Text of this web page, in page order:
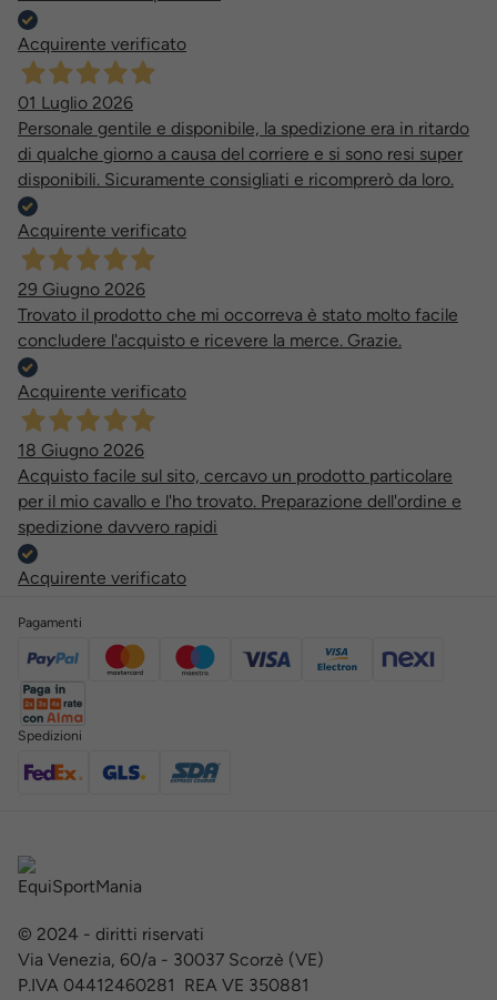
Acquirente verificato
01 Luglio 2026
Personale gentile e disponibile, la spedizione era in ritardo
di qualche giorno a causa del corriere e si sono resi super
disponibili. Sicuramente consigliati e ricomprerò da loro.
Acquirente verificato
29 Giugno 2026
Trovato il prodotto che mi occorreva è stato molto facile
concludere l'acquisto e ricevere la merce. Grazie.
Acquirente verificato
18 Giugno 2026
Acquisto facile sul sito, cercavo un prodotto particolare
per il mio cavallo e l'ho trovato. Preparazione dell'ordine e
spedizione davvero rapidi
Acquirente verificato
Pagamenti
Spedizioni
© 2024 - diritti riservati
Via Venezia, 60/a - 30037 Scorzè (VE)
P.IVA 04412460281 REA VE 350881